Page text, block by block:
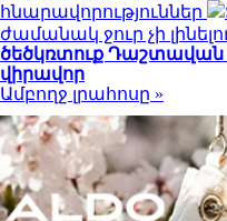
հնարավորություններ
ժամանակ ջուր չի
ծեծկռտուք Դաշտավան
վիրավոր
Ամբողջ լրահոսը »